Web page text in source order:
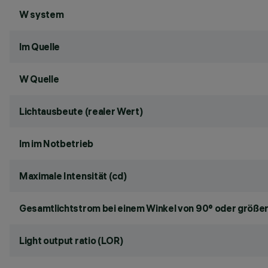
W system
lm Quelle
W Quelle
Lichtausbeute (realer Wert)
lm im Notbetrieb
Maximale Intensität (cd)
Gesamtlichtstrom bei einem Winkel von 90° oder
Light output ratio (LOR)